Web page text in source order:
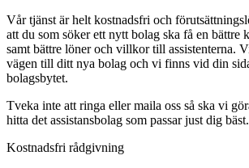
Vår tjänst är helt kostnadsfri och
att du som söker ett nytt bolag ska få en bättre
samt bättre löner och villkor till assistenterna.
vägen till ditt nya bolag och vi finns vid din
bolagsbytet.
Tveka inte att ringa eller maila oss så ska vi
hitta det assistansbolag som passar just dig bäst.
Kostnadsfri rådgivning